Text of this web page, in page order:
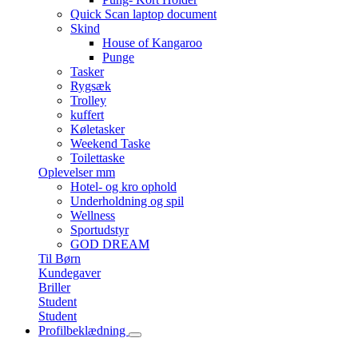
Quick Scan laptop document
Skind
House of Kangaroo
Punge
Tasker
Rygsæk
Trolley
kuffert
Køletasker
Weekend Taske
Toilettaske
Oplevelser mm
Hotel- og kro ophold
Underholdning og spil
Wellness
Sportudstyr
GOD DREAM
Til Børn
Kundegaver
Briller
Student
Student
Profilbeklædning